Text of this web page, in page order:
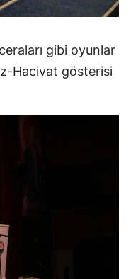
gibi oyunlar
Hacivat gösterisi